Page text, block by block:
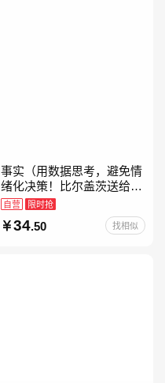
事实（用数据思考，避免情
绪化决策！比尔盖茨送给全
美大学生的毕业礼物！比尔
盖茨逢人就推荐的热门大
书！）读客经管文库
自营 限时抢
34.50 找相似